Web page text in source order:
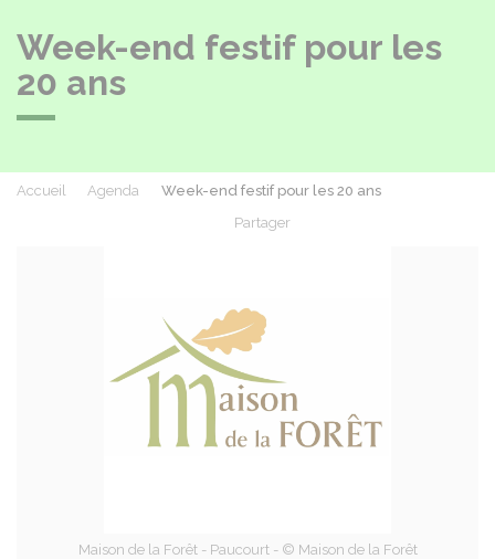
Week-end festif pour les
20 ans
Accueil Agenda
Week-end festif pour les 20 ans
Partager
Maison de la Forêt - Paucourt - © Maison de la Forêt